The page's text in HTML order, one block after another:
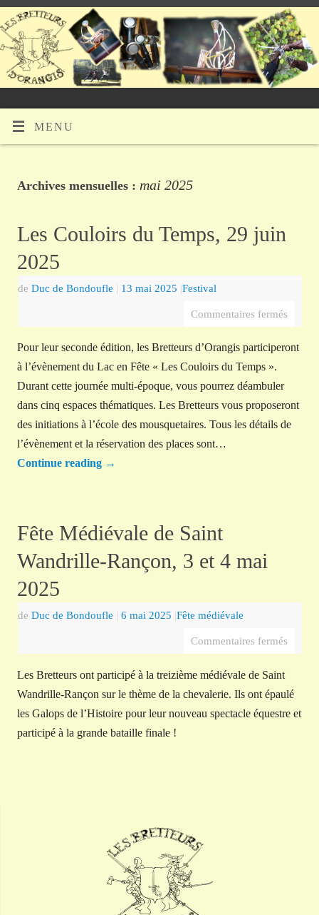
MENU
Archives mensuelles : mai 2025
Les Couloirs du Temps, 29 juin
2025
deDuc de Bondoufle | 13 mai 2025 |Festival
Commentaires fermés
Pour leur seconde édition, les Bretteurs d’Orangis participeront
à l’évènement du Lac en Fête « Les Couloirs du Temps ».
Durant cette journée multi-époque, vous pourrez déambuler
dans cinq espaces thématiques. Les Bretteurs vous proposeront
des initiations à l’école des mousquetaires. Tous les détails de
l’évènement et la réservation des places sont…
Continue reading →
Fête Médiévale de Saint
Wandrille-Rançon, 3 et 4 mai
2025
deDuc de Bondoufle | 6 mai 2025 |Fête médiévale
Commentaires fermés
Les Bretteurs ont participé à la treizième médiévale de Saint
Wandrille-Rançon sur le thème de la chevalerie. Ils ont épaulé
les Galops de l’Histoire pour leur nouveau spectacle équestre et
participé à la grande bataille finale !